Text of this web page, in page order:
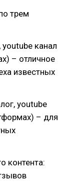
трем
youtube канал
– отличное
известных
youtube
– для
контента: